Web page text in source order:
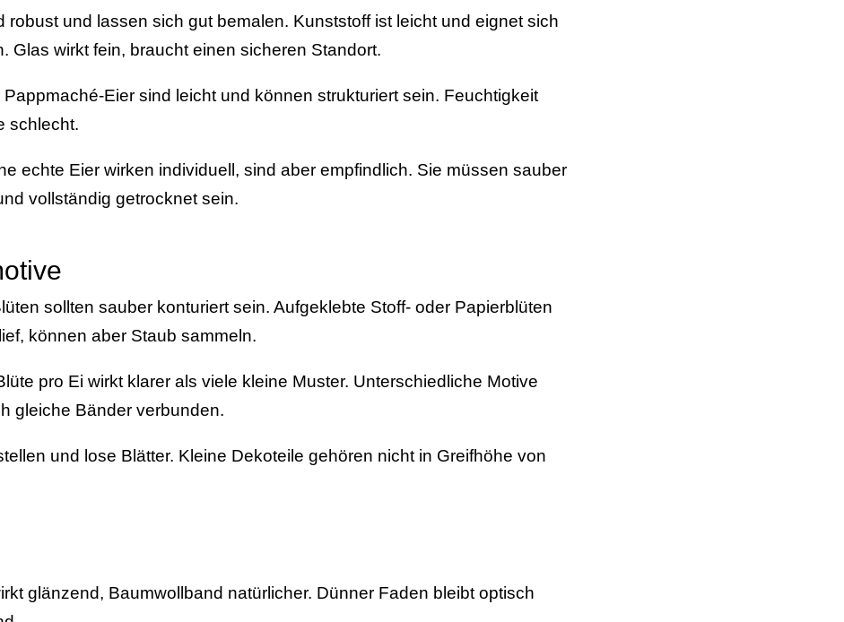
robust und lassen sich gut bemalen. Kunststoff ist leicht und eignet sich
Glas wirkt fein, braucht einen sicheren Standort.
Pappmaché-Eier sind leicht und können strukturiert sein. Feuchtigkeit
schlecht.
echte Eier wirken individuell, sind aber empfindlich. Sie müssen sauber
vollständig getrocknet sein.
sollten sauber konturiert sein. Aufgeklebte Stoff- oder Papierblüten
können aber Staub sammeln.
pro Ei wirkt klarer als viele kleine Muster. Unterschiedliche Motive
gleiche Bänder verbunden.
und lose Blätter. Kleine Dekoteile gehören nicht in Greifhöhe von
glänzend, Baumwollband natürlicher. Dünner Faden bleibt optisch